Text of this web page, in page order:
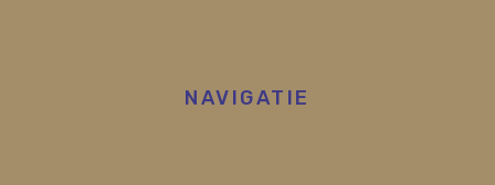
NAVIGATIE